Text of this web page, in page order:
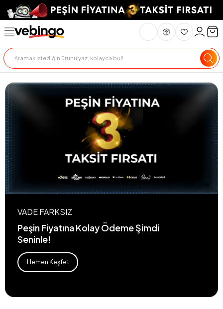
VADE FARKSIZ
Peşin Fiyatına Kolay Ödeme Şimdi
Seninle!
Hemen Keşfet